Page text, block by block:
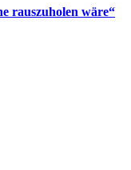
rauszuholen wäre“